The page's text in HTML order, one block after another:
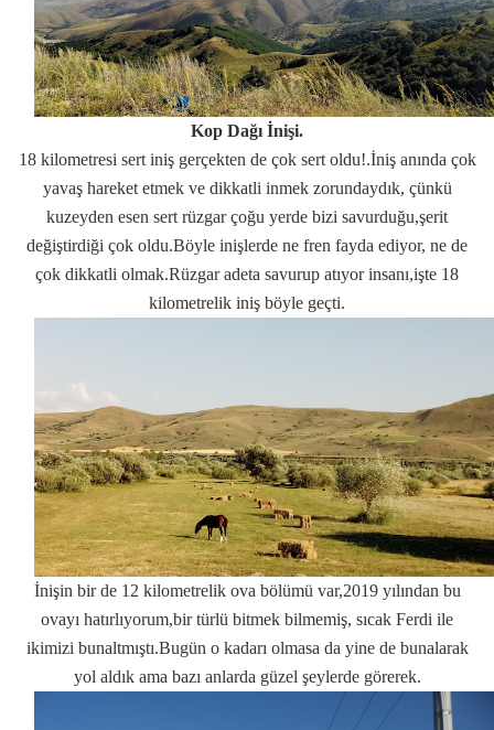
Kop Dağı İnişi.
18 kilometresi sert iniş gerçekten de çok sert oldu!.İniş anında çok
yavaş hareket etmek ve dikkatli inmek zorundaydık, çünkü
kuzeyden esen sert rüzgar çoğu yerde bizi savurduğu,şerit
değiştirdiği çok oldu.Böyle inişlerde ne fren fayda ediyor, ne de
çok dikkatli olmak.Rüzgar adeta savurup atıyor insanı,işte 18
kilometrelik iniş böyle geçti.
İnişin bir de 12 kilometrelik ova bölümü var,2019 yılından bu
ovayı hatırlıyorum,bir türlü bitmek bilmemiş, sıcak Ferdi ile
ikimizi bunaltmıştı.Bugün o kadarı olmasa da yine de bunalarak
yol aldık ama bazı anlarda güzel şeylerde görerek.